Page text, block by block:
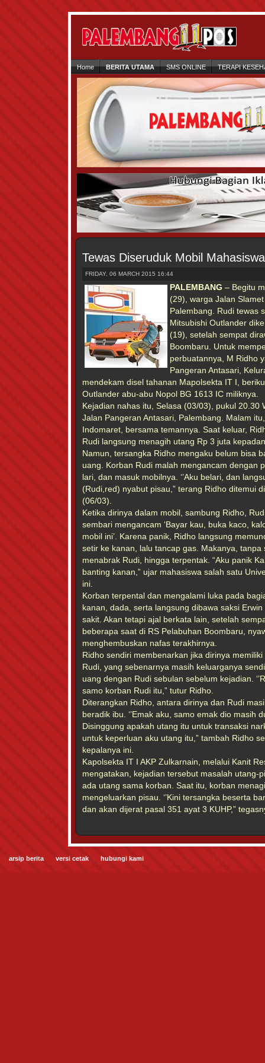
Home BERITA UTAMA SMS ONLINE TERAPI
Tewas Diseruduk Mobil Mahasiswa
FRIDAY, 06 MARCH 2015 16:44
PALEMBANG – Begitu
(29), warga Jalan
Palembang. Rudi tewas
Mitsubishi Outlander
(19), setelah sempat
Boombaru. Untuk
perbuatannya, M Ridho
Pangeran Antasari,
mendekam disel tahanan Mapolsekta IT I,
Outlander abu-abu Nopol BG 1613 IC miliknya.
Kejadian nahas itu, Selasa (03/03), pukul 20.30
Jalan Pangeran Antasari, Palembang. Malam
Indomaret, bersama temannya. Saat keluar,
Rudi langsung menagih utang Rp 3 juta
Namun, tersangka Ridho mengaku belum bisa
uang. Korban Rudi malah mengancam dengan
lari, dan masuk mobilnya. ‘’Aku belari, dan
(Rudi,red) nyabut pisau,” terang Ridho ditemui
(06/03).
Ketika dirinya dalam mobil, sambung Ridho,
sembari mengancam ‘Bayar kau, buka kaco,
mobil ini’. Karena panik, Ridho langsung
setir ke kanan, lalu tancap gas. Makanya, tanpa
menabrak Rudi, hingga terpentak. “Aku panik
banting kanan,” ujar mahasiswa salah satu
ini.
Korban terpental dan mengalami luka pada
kanan, dada, serta langsung dibawa saksi
sakit. Akan tetapi ajal berkata lain, setelah
beberapa saat di RS Pelabuhan Boombaru,
menghembuskan nafas terakhirnya.
Ridho sendiri membenarkan jika dirinya
Rudi, yang sebenarnya masih keluarganya
uang dengan Rudi sebulan sebelum kejadian.
samo korban Rudi itu,” tutur Ridho.
Diterangkan Ridho, antara dirinya dan Rudi
beradik ibu. ‘’Emak aku, samo emak dio masih
Disinggung apakah utang itu untuk transaksi
untuk keperluan aku utang itu,” tambah Ridho
kepalanya ini.
Kapolsekta IT I AKP Zulkarnain, melalui Kanit
mengatakan, kejadian tersebut masalah utang-
ada utang sama korban. Saat itu, korban
mengeluarkan pisau. ‘’Kini tersangka beserta
dan akan dijerat pasal 351 ayat 3 KUHP,”
arsip berita versi cetak hubungi kami